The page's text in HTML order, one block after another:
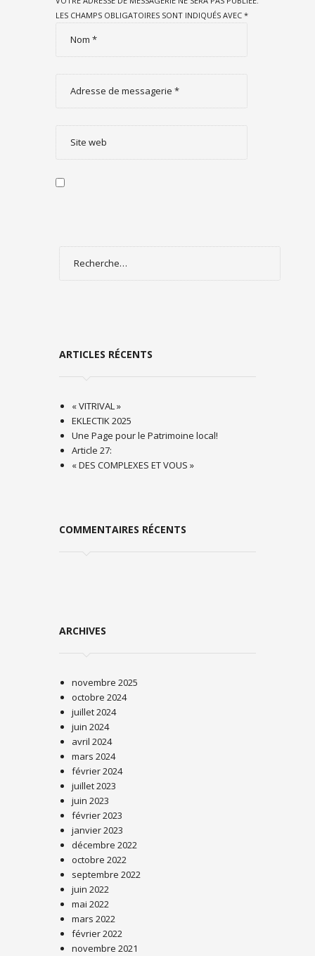
LES CHAMPS OBLIGATOIRES SONT INDIQUÉS AVEC *
ARTICLES RÉCENTS
« VITRIVAL »
EKLECTIK 2025
Une Page pour le Patrimoine local!
Article 27:
« DES COMPLEXES ET VOUS »
COMMENTAIRES RÉCENTS
ARCHIVES
novembre 2025
octobre 2024
juillet 2024
juin 2024
avril 2024
mars 2024
février 2024
juillet 2023
juin 2023
février 2023
janvier 2023
décembre 2022
octobre 2022
septembre 2022
juin 2022
mai 2022
mars 2022
février 2022
novembre 2021